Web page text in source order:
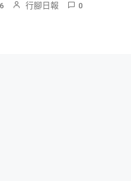
行腳日報 0